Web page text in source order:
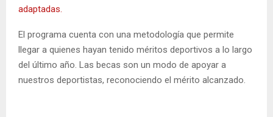
adaptadas.
El programa cuenta con una metodología que permite
llegar a quienes hayan tenido méritos deportivos a lo largo
del último año. Las becas son un modo de apoyar a
nuestros deportistas, reconociendo el mérito alcanzado.